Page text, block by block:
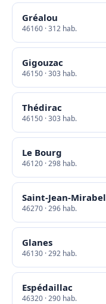
Gréalou
46160 · 312 hab.
Gigouzac
46150 · 303 hab.
Thédirac
46150 · 303 hab.
Le Bourg
46120 · 298 hab.
Saint-Jean-Mirabel
46270 · 296 hab.
Glanes
46130 · 292 hab.
Espédaillac
46320 · 290 hab.